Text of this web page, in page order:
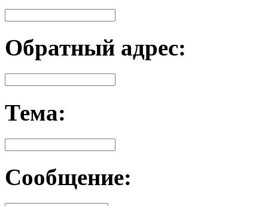
Обратный адрес:
Тема:
Сообщение: